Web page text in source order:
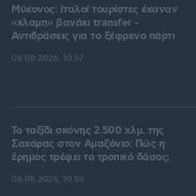
Μύκονος: Ιταλοί τουρίστες έκαναν
«κλαμπ» βανάκι transfer -
Αντιδράσεις για το ξέφρενο πάρτι
08.08.2026, 10:57
Το ταξίδι σκόνης 2.500 χλμ. της
Σαχάρας στον Αμαζόνιο: Πώς η
έρημος τρέφει το τροπικό δάσος;
08.08.2026, 10:59